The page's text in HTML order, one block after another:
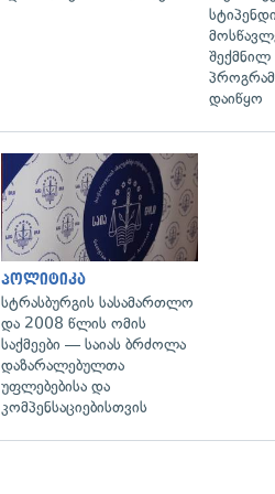
დაიწყო
პოლიტიკა
სტრასბურგის სასამართლო
და 2008 წლის ომის
საქმეები — საიას ბრძოლა
დაზარალებულთა
უფლებებისა და
კომპენსაციებისთვის